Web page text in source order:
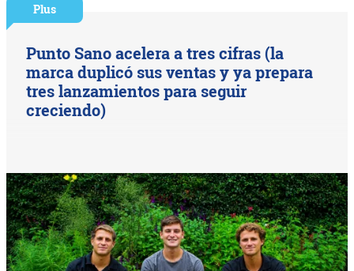
Plus
Punto Sano acelera a tres cifras (la
marca duplicó sus ventas y ya prepara
tres lanzamientos para seguir
creciendo)